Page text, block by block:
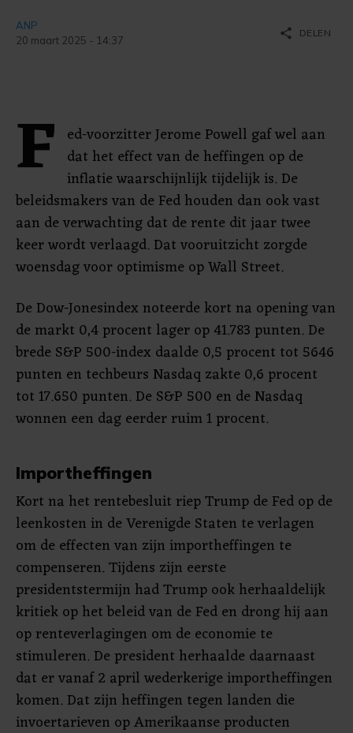
ANP
20 maart 2025 - 14:37
share DELEN
F ed-voorzitter Jerome Powell gaf wel aan
dat het effect van de heffingen op de
inflatie waarschijnlijk tijdelijk is. De
beleidsmakers van de Fed houden dan ook vast
aan de verwachting dat de rente dit jaar twee
keer wordt verlaagd. Dat vooruitzicht zorgde
woensdag voor optimisme op Wall Street.
De Dow-Jonesindex noteerde kort na opening van
de markt 0,4 procent lager op 41.783 punten. De
brede S&P 500-index daalde 0,5 procent tot 5646
punten en techbeurs Nasdaq zakte 0,6 procent
tot 17.650 punten. De S&P 500 en de Nasdaq
wonnen een dag eerder ruim 1 procent.
Importheffingen
Kort na het rentebesluit riep Trump de Fed op de
leenkosten in de Verenigde Staten te verlagen
om de effecten van zijn importheffingen te
compenseren. Tijdens zijn eerste
presidentstermijn had Trump ook herhaaldelijk
kritiek op het beleid van de Fed en drong hij aan
op renteverlagingen om de economie te
stimuleren. De president herhaalde daarnaast
dat er vanaf 2 april wederkerige importheffingen
komen. Dat zijn heffingen tegen landen die
invoertarieven op Amerikaanse producten